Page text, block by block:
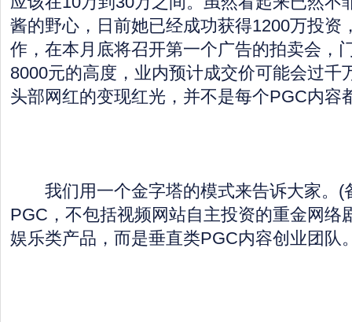
酱的野心，日前她已经成功获得1200万投资
作，在本月底将召开第一个广告的拍卖会，
8000元的高度，业内预计成交价可能会过千
头部网红的变现红光，并不是每个PGC内容
我们用一个金字塔的模式来告诉大家。(
PGC，不包括视频网站自主投资的重金网络
娱乐类产品，而是垂直类PGC内容创业团队